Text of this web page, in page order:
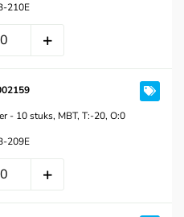
210E
- 10 stuks, MBT, T:-20, O:0
209E